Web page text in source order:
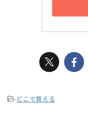
-どこで買える